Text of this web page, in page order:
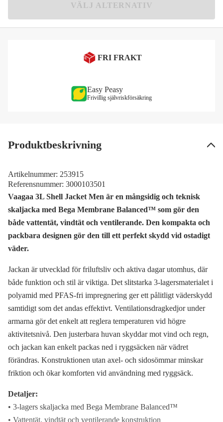
VÄLJ ALTERNATIV
FRI FRAKT
Easy Peasy
Frivillig självriskförsäkring
Produktbeskrivning
Artikelnummer: 253915
Referensnummer: 3000103501
Vaagaa 3L Shell Jacket Men är en mångsidig och teknisk
skaljacka med Bega Membrane Balanced™ som gör den
både vattentät, vindtät och ventilerande. Den kompakta och
packbara designen gör den till ett perfekt skydd vid ostadigt
väder.
Jackan är utvecklad för friluftsliv och aktiva dagar utomhus, där
både funktion och stil är viktiga. Det slitstarka 3-lagersmaterialet i
polyamid med PFAS-fri impregnering ger ett pålitligt väderskydd
samtidigt som det andas effektivt. Ventilationsdragkedjor under
armarna gör det enkelt att reglera temperaturen vid högre
aktivitetsnivå. Den justerbara huvan skyddar mot vind och regn,
och jackan kan enkelt packas ned i ryggsäcken när vädret
förändras. Konstruktionen utan axel- och sidosömmar minskar
friktion och ökar komforten vid användning med ryggsäck.
Detaljer:
• 3-lagers skaljacka med Bega Membrane Balanced™
• Vattentät, vindtät och ventilerande konstruktion